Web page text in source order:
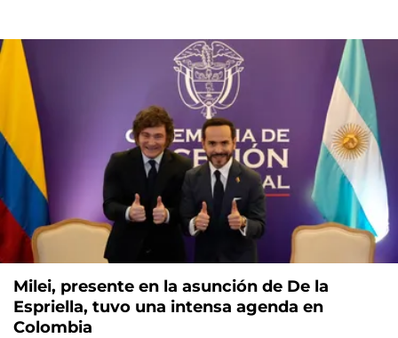
Milei, presente en la asunción de De la
Espriella, tuvo una intensa agenda en
Colombia